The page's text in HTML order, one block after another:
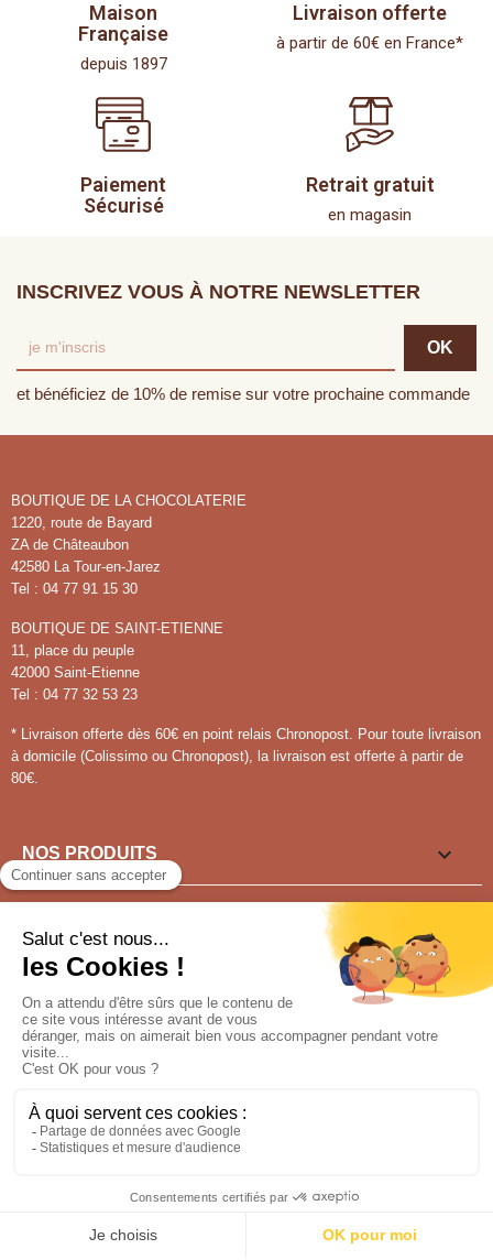
Maison
Française
depuis 1897
Livraison offerte
à partir de 60€ en France*
Paiement
Sécurisé
Retrait gratuit
en magasin
INSCRIVEZ VOUS À NOTRE NEWSLETTER
et bénéficiez de 10% de remise sur votre prochaine commande
BOUTIQUE DE LA CHOCOLATERIE
1220, route de Bayard
ZA de Châteaubon
42580 La Tour-en-Jarez
Tel : 04 77 91 15 30
BOUTIQUE DE SAINT-ETIENNE
11, place du peuple
42000 Saint-Etienne
Tel : 04 77 32 53 23
* Livraison offerte dès 60€ en point relais Chronopost. Pour toute livraison
à domicile (Colissimo ou Chronopost), la livraison est offerte à partir de
80€.
NOS PRODUITS 

VOUS SOUHAITEZ ? 
Pour tout renseignement appeler au04 77 91 15 30
NOUS SUIVRE